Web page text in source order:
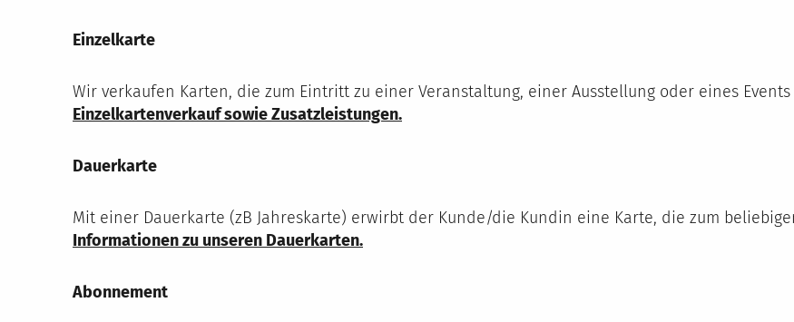
Einzelkarte
Wir verkaufen Karten, die zum Eintritt zu einer Veranstaltung, einer Ausstellung oder eines
Einzelkartenverkauf sowie Zusatzleistungen.
Dauerkarte
Mit einer Dauerkarte (zB Jahreskarte) erwirbt der Kunde/die Kundin eine Karte, die zum
Informationen zu unseren Dauerkarten.
Abonnement